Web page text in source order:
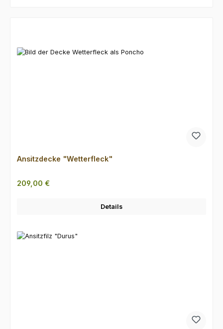
Ansitzdecke "Wetterfleck"
Regulärer Preis:
209,00 €
Details